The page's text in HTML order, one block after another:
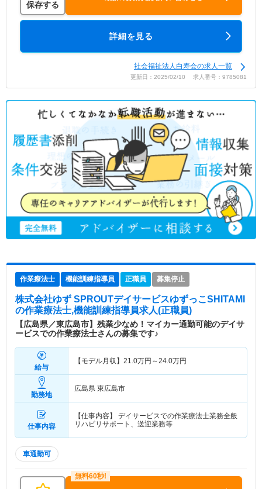
保存する
詳細を見る
社会福祉法人白寿会の求人一覧
更新日：2025/02/10 求人番号：9785081
作業療法士 機能訓練指導員 正職員 募集停止
株式会社ゆず SPROUTデイサービスゆずっこSHITAMI
の作業療法士,機能訓練指導員求人(正職員)
【広島県／東広島市】残業少なめ！マイカー通勤可能のデイサ
ービスでの作業療法士さんの募集です♪
給与
【モデル月収】 21.0万円～24.0万円
勤務地
広島県 東広島市
仕事内容
【仕事内容】 デイサービスでの作業療法士業務全般
リハビリサポート、送迎業務等
車通勤可